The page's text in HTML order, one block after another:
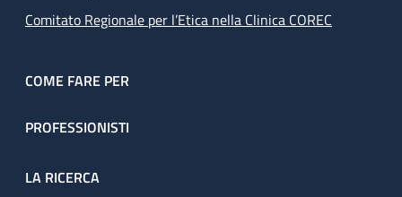
Comitato Regionale per l’Etica nella Clinica COREC
COME FARE PER
PROFESSIONISTI
LA RICERCA